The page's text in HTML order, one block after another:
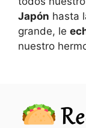
Japón hasta
grande, le
nuestro